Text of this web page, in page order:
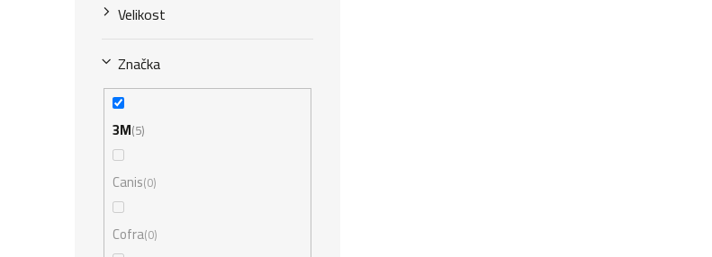
Velikost
Značka
3M 5
Canis 0
Cofra 0